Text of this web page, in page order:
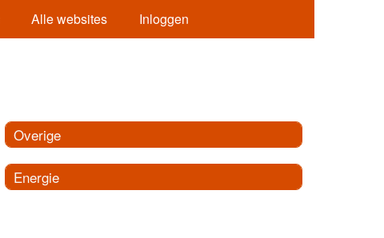
Alle websites Inloggen
Overige
Energie